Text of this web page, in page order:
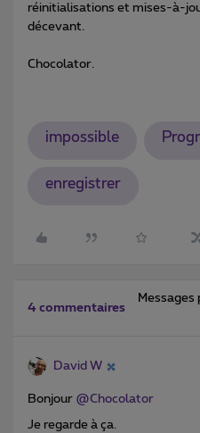
réinitialisations et mises-à-
décevant.
Chocolator.
impossible
enregistrer
4 commentaires
Messages
David W
Bonjour @Chocolator
Je regarde à ça.